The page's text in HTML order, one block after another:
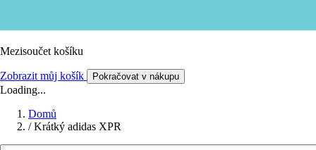
Mezisoučet košíku
Zobrazit můj košík Pokračovat v nákupu
Loading...
Domů
/ Krátký adidas XPR